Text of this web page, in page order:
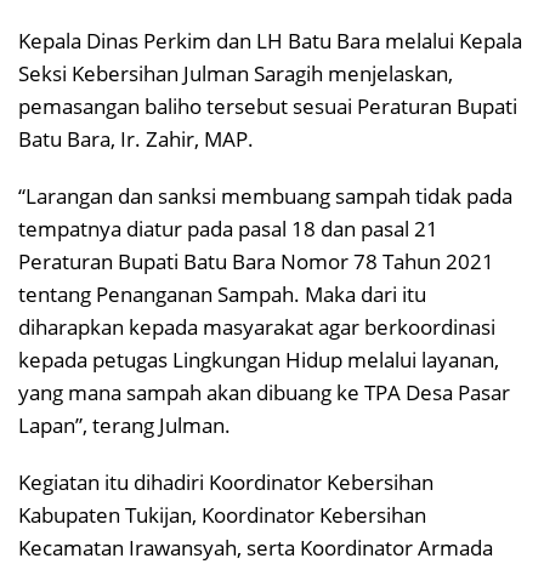
Kepala Dinas Perkim dan LH Batu Bara melalui Kepala
Seksi Kebersihan Julman Saragih menjelaskan,
pemasangan baliho tersebut sesuai Peraturan Bupati
Batu Bara, Ir. Zahir, MAP.
“Larangan dan sanksi membuang sampah tidak pada
tempatnya diatur pada pasal 18 dan pasal 21
Peraturan Bupati Batu Bara Nomor 78 Tahun 2021
tentang Penanganan Sampah. Maka dari itu
diharapkan kepada masyarakat agar berkoordinasi
kepada petugas Lingkungan Hidup melalui layanan,
yang mana sampah akan dibuang ke TPA Desa Pasar
Lapan”, terang Julman.
Kegiatan itu dihadiri Koordinator Kebersihan
Kabupaten Tukijan, Koordinator Kebersihan
Kecamatan Irawansyah, serta Koordinator Armada